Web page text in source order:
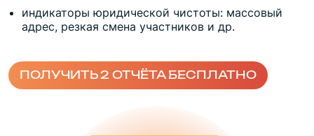
индикаторы юридической чистоты: массовый
адрес, резкая смена участников и др.
ПОЛУЧИТЬ 2 ОТЧЁТА БЕСПЛАТНО